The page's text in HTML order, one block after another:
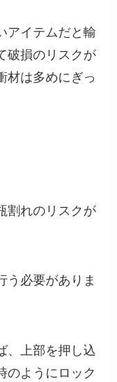
アイテムだと輸
破損のリスクが
材は多めにぎっ
割れのリスクが
う必要がありま
、上部を押し込
のようにロック